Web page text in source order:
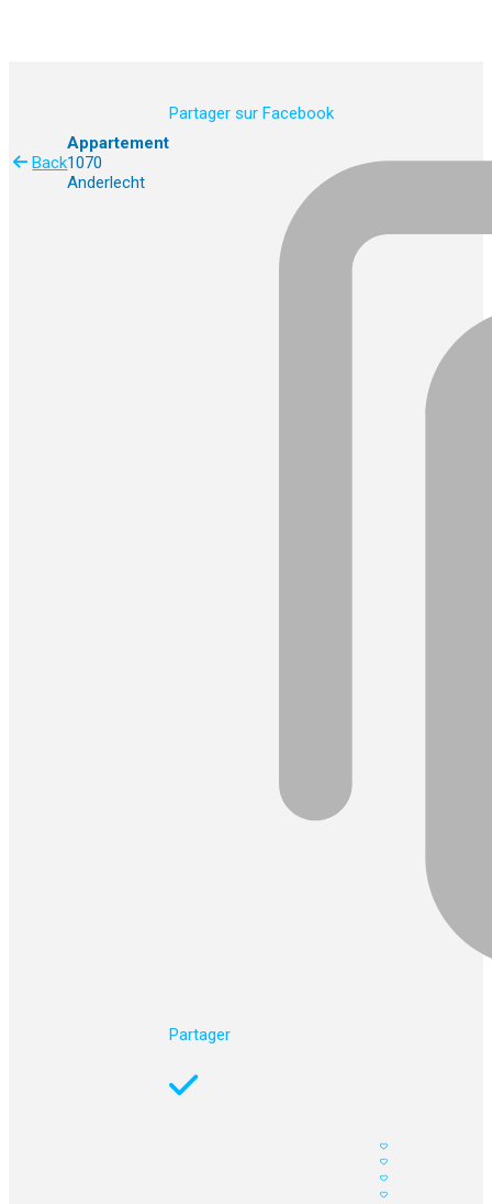
Back
Appartement
1070
Anderlecht
Partager sur Facebook
Partager